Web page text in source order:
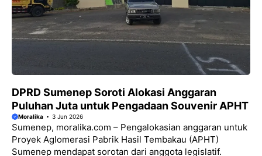
DPRD Sumenep Soroti Alokasi Anggaran
Puluhan Juta untuk Pengadaan Souvenir APHT
Moralika 3 Jun 2026
Sumenep, moralika.com – Pengalokasian anggaran untuk
Proyek Aglomerasi Pabrik Hasil Tembakau (APHT)
Sumenep mendapat sorotan dari anggota legislatif.